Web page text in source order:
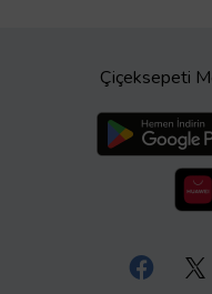
Çiçeksepeti